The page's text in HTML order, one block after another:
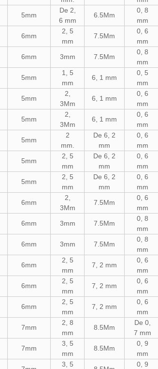
5mm
De 2,
6 mm
6.5Mm
0, 8
mm
6mm
2, 5
mm
7.5Mm
0, 6
mm
6mm 3mm 7.5Mm
0, 8
mm
5mm
1, 5
mm
6, 1 mm
0, 5
mm
5mm
2,
3Mm
6, 1 mm
0, 6
mm
5mm
2,
3Mm
6, 1 mm
0, 6
mm
5mm
2
mm.
De 6, 2
mm
0, 6
mm
5mm
2, 5
mm
De 6, 2
mm
0, 6
mm
5mm
2, 5
mm
De 6, 2
mm
0, 6
mm
6mm
2,
3Mm
7.5Mm
0, 6
mm
6mm 3mm 7.5Mm
0, 8
mm
6mm 3mm 7.5Mm
0, 8
mm
6mm
2, 5
mm
7, 2 mm
0, 6
mm
6mm
2, 5
mm
7, 2 mm
0, 6
mm
6mm
2, 5
mm
7, 2 mm
0, 6
mm
7mm
2, 8
mm
8.5Mm
De 0,
7 mm
7mm
3, 5
mm
8.5Mm
0, 9
mm
3, 5 0, 9